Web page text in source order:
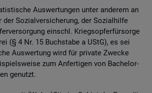
Aus­wer­tun­gen unter an­de­rem an
der So­zi­al­ver­si­che­rung, der So­zi­al­hil­fe
einschl. Kriegs­op­fer­für­sor­ge
(§ 4 Nr. 15 Buch­sta­be a UStG), es sei
Aus­wer­tung wird für pri­va­te Zwe­cke
zum An­fer­ti­gen von Ba­che­lor-
ge­nutzt.